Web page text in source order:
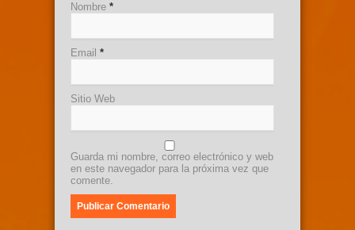
Nombre *
Email *
Sitio Web
Guarda mi nombre, correo electrónico y web
en este navegador para la próxima vez que
comente.